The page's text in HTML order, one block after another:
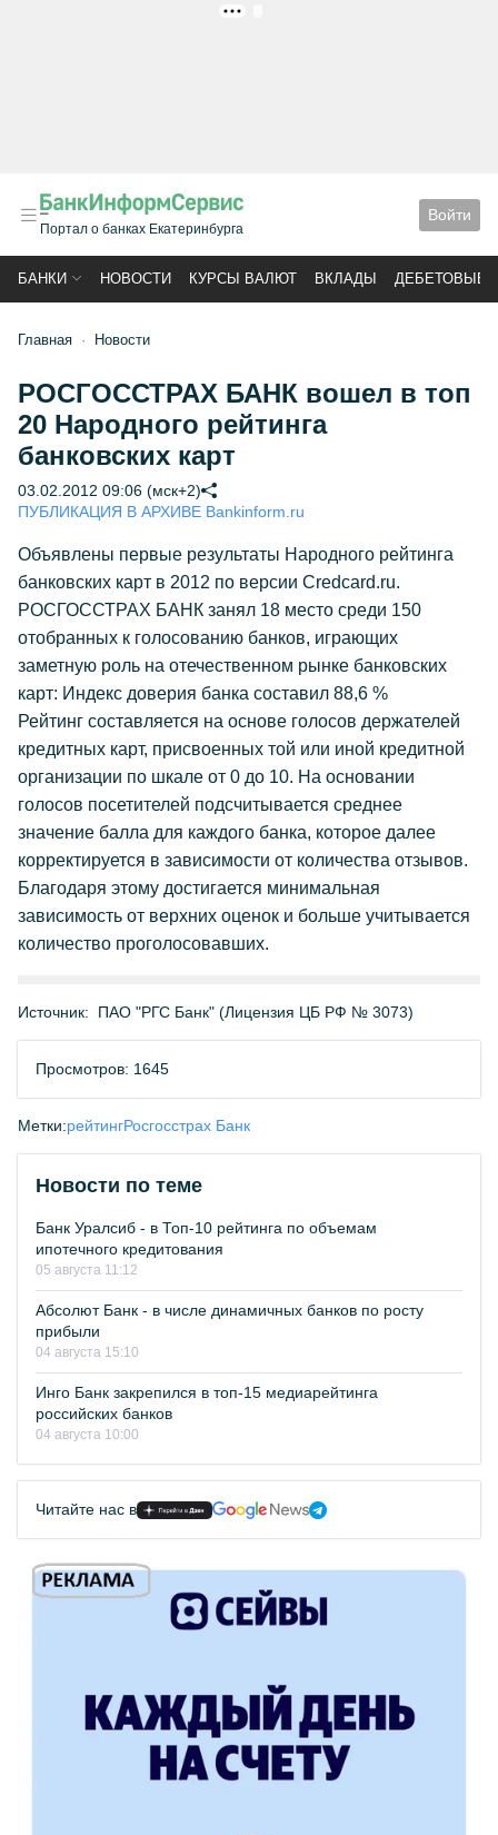
Портал о банках Екатеринбурга
Войти
БАНКИ НОВОСТИ КУРСЫ ВАЛЮТ ВКЛАДЫ ДЕБЕТОВЫЕ
Главная Новости
РОСГОССТРАХ БАНК вошел в топ
20 Народного рейтинга
банковских карт
03.02.2012 09:06 (мск+2)
ПУБЛИКАЦИЯ В АРХИВЕ Bankinform.ru
Объявлены первые результаты Народного рейтинга
банковских карт в 2012 по версии Credcard.ru.
РОСГОССТРАХ БАНК занял 18 место среди 150
отобранных к голосованию банков, играющих
заметную роль на отечественном рынке банковских
карт: Индекс доверия банка составил 88,6 %
Рейтинг составляется на основе голосов держателей
кредитных карт, присвоенных той или иной кредитной
организации по шкале от 0 до 10. На основании
голосов посетителей подсчитывается среднее
значение балла для каждого банка, которое далее
корректируется в зависимости от количества отзывов.
Благодаря этому достигается минимальная
зависимость от верхних оценок и больше учитывается
количество проголосовавших.
Источник: ПАО "РГС Банк" (Лицензия ЦБ РФ № 3073)
Просмотров: 1645
Метки:рейтингРосгосстрах Банк
Новости по теме
Банк Уралсиб - в Топ-10 рейтинга по объемам
ипотечного кредитования
05 августа 11:12
Абсолют Банк - в числе динамичных банков по росту
прибыли
04 августа 15:10
Инго Банк закрепился в топ-15 медиарейтинга
российских банков
04 августа 10:00
Читайте нас в